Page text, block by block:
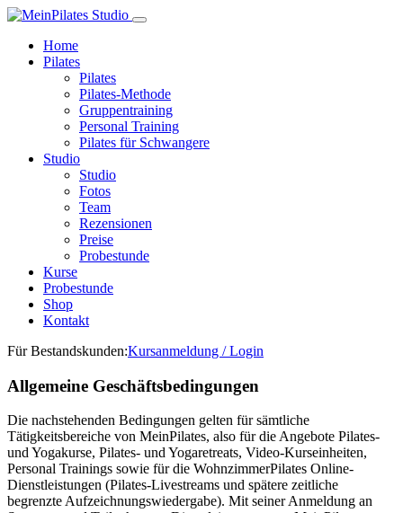
Home
Pilates
Pilates
Pilates-Methode
Gruppentraining
Personal Training
Pilates für Schwangere
Studio
Studio
Fotos
Team
Rezensionen
Preise
Probestunde
Kurse
Probestunde
Shop
Kontakt
Für Bestandskunden:Kursanmeldung / Login
Allgemeine Geschäftsbedingungen
Die nachstehenden Bedingungen gelten für sämtliche
Tätigkeitsbereiche von MeinPilates, also für die Angebote Pilates-
und Yogakurse, Pilates- und Yogaretreats, Video-Kurseinheiten,
Personal Trainings sowie für die WohnzimmerPilates Online-
Dienstleistungen (Pilates-Livestreams und spätere zeitliche
begrenzte Aufzeichnungswiedergabe). Mit seiner Anmeldung an